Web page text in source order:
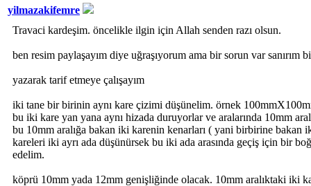
yilmazakifemre
Travaci kardeşim. öncelikle ilgin için Allah senden razı olsun.
ben resim paylaşayım diye uğraşıyorum ama bir sorun var sanırım
yazarak tarif etmeye çalışayım
iki tane bir birinin aynı kare çizimi düşünelim. örnek
bu iki kare yan yana aynı hizada duruyorlar ve aralarında 10mm
bu 10mm aralığa bakan iki karenin kenarları ( yani birbirine bakan
kareleri iki ayrı ada düşünürsek bu iki ada arasında geçiş için bir
edelim.
köprü 10mm yada 12mm genişliğinde olacak. 10mm aralıktaki iki